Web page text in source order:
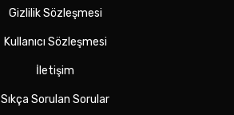
Gizlilik Sözleşmesi
Kullanıcı Sözleşmesi
İletişim
Sıkça Sorulan Sorular